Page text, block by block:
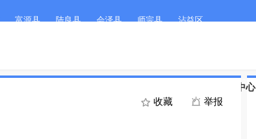
富源县 陆良县 会泽县 师宗县 沾益区
客服微信
简历中心
收藏 举报